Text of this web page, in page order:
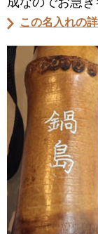
この名入れの